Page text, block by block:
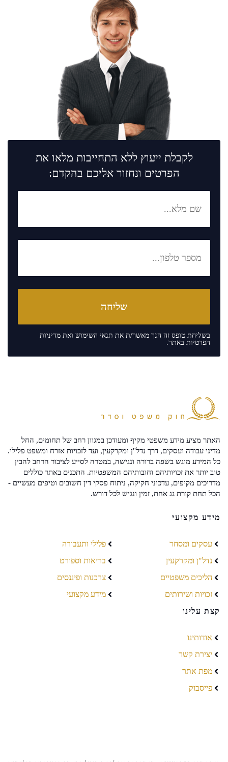
לקבלת ייעוץ ללא התחייבות מלאו את
הפרטים ונחזור אליכם בהקדם:
בשליחת טופס זה הנך מאשר/ת את תנאי השימוש ואת מדיניות
הפרטיות באתר.
האתר מציע מידע משפטי מקיף ומעודכן במגוון רחב של תחומים, החל
מדיני עבודה ועסקים, דרך נדל"ן ומקרקעין, ועד לזכויות אזרח ומשפט פלילי.
כל המידע מוגש בשפה ברורה ונגישה, במטרה לסייע לציבור הרחב להבין
טוב יותר את זכויותיהם וחובותיהם המשפטיות. התכנים באתר כוללים
מדריכים מקיפים, עדכוני חקיקה, ניתוח פסקי דין חשובים וטיפים מעשיים -
הכל תחת קורת גג אחת, זמין ונגיש לכל דורש.
מידע מקצועי
עסקים ומסחר
נדל"ן ומקרקעין
הליכים משפטיים
זכויות ושירותים
פלילי ותעבורה
בריאות וספורט
צרכנות ופיננסים
מידע מקצועי
קצת עלינו
אודותינו
יצירת קשר
מפת אתר
פייסבוק